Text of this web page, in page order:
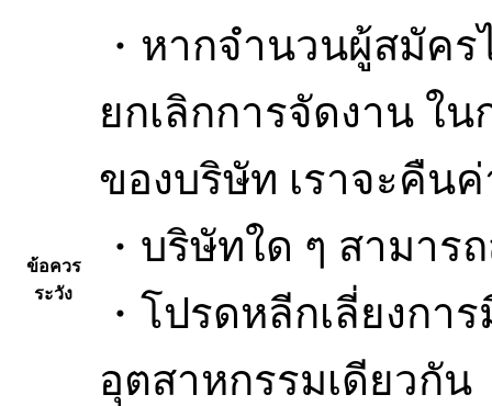
ข้อควร
ระวัง
・หากจำนวนผู้สมัค
ยกเลิกการจัดงาน ใ
ของบริษัท เราจะคืน
・บริษัทใด ๆ สามาร
・โปรดหลีกเลี่ยงก
อุตสาหกรรมเดียวกัน